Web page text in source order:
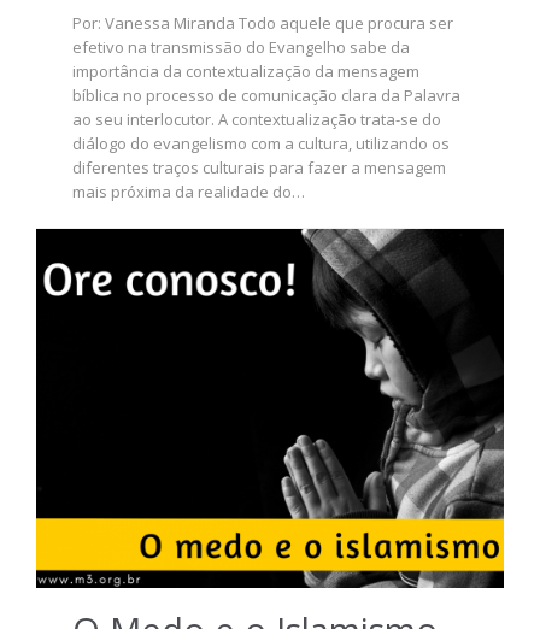
Por: Vanessa Miranda Todo aquele que procura ser
efetivo na transmissão do Evangelho sabe da
importância da contextualização da mensagem
bíblica no processo de comunicação clara da Palavra
ao seu interlocutor. A contextualização trata-se do
diálogo do evangelismo com a cultura, utilizando os
diferentes traços culturais para fazer a mensagem
mais próxima da realidade do…